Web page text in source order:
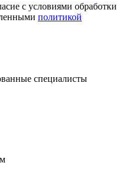
с условиями обработки
политикой
специалисты